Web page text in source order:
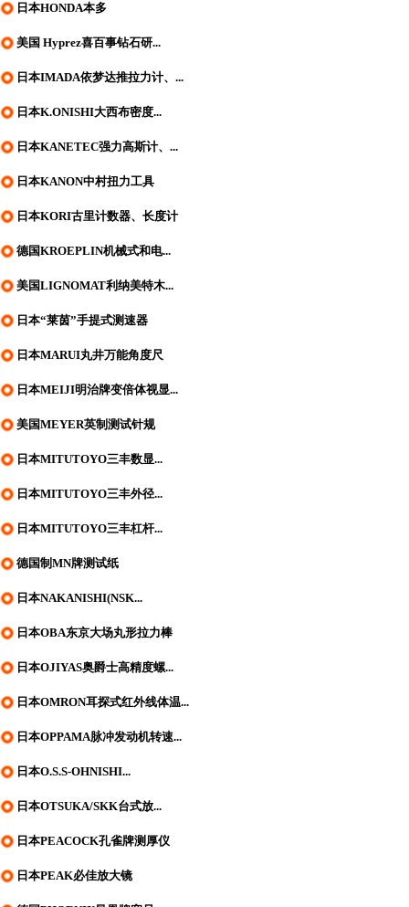
日本HONDA本多
美国 Hyprez喜百事钻石研...
日本IMADA依梦达推拉力计、...
日本K.ONISHI大西布密度...
日本KANETEC强力高斯计、...
日本KANON中村扭力工具
日本KORI古里计数器、长度计
德国KROEPLIN机械式和电...
美国LIGNOMAT利纳美特木...
日本“莱茵”手提式测速器
日本MARUI丸井万能角度尺
日本MEIJI明治牌变倍体视显...
美国MEYER英制测试针规
日本MITUTOYO三丰数显...
日本MITUTOYO三丰外径...
日本MITUTOYO三丰杠杆...
德国制MN牌测试纸
日本NAKANISHI(NSK...
日本OBA东京大场丸形拉力棒
日本OJIYAS奥爵士高精度螺...
日本OMRON耳探式红外线体温...
日本OPPAMA脉冲发动机转速...
日本O.S.S-OHNISHI...
日本OTSUKA/SKK台式放...
日本PEACOCK孔雀牌测厚仪
日本PEAK必佳放大镜